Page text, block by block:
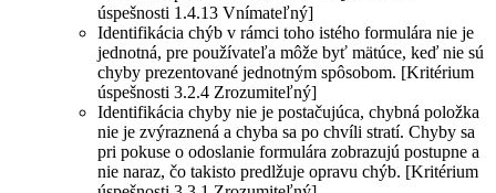
úspešnosti 1.4.13 Vnímateľný]
Identifikácia chýb v rámci toho istého formulára nie je
jednotná, pre používateľa môže byť mätúce, keď nie sú
chyby prezentované jednotným spôsobom. [Kritérium
úspešnosti 3.2.4 Zrozumiteľný]
Identifikácia chyby nie je postačujúca, chybná položka
nie je zvýraznená a chyba sa po chvíli stratí. Chyby sa
pri pokuse o odoslanie formulára zobrazujú postupne a
nie naraz, čo takisto predlžuje opravu chýb. [Kritérium